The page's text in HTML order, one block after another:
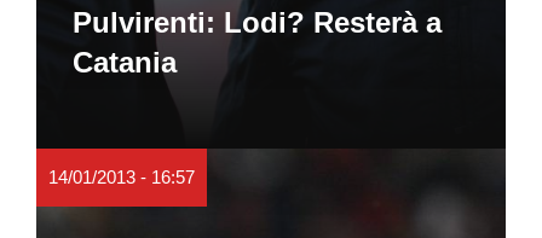
Pulvirenti: Lodi? Resterà a
Catania
14/01/2013 - 16:57